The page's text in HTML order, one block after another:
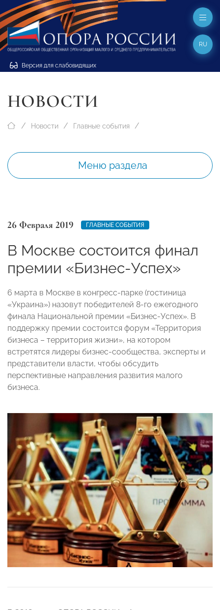
Версия для слабовидящих
RU
НОВОСТИ
Новости Главные события
Меню раздела
26 Февраля 2019 ГЛАВНЫЕ СОБЫТИЯ
В Москве состоится финал
премии «Бизнес-Успех»
6 марта в Москве в конгресс-парке (гостиница
«Украина») назовут победителей 8-го ежегодного
финала Национальной премии «Бизнес-Успех». В
поддержку премии состоится форум «Территория
бизнеса – территория жизни», на котором
встретятся лидеры бизнес-сообщества, эксперты и
представители власти, чтобы обсудить
перспективные направления развития малого
бизнеса.